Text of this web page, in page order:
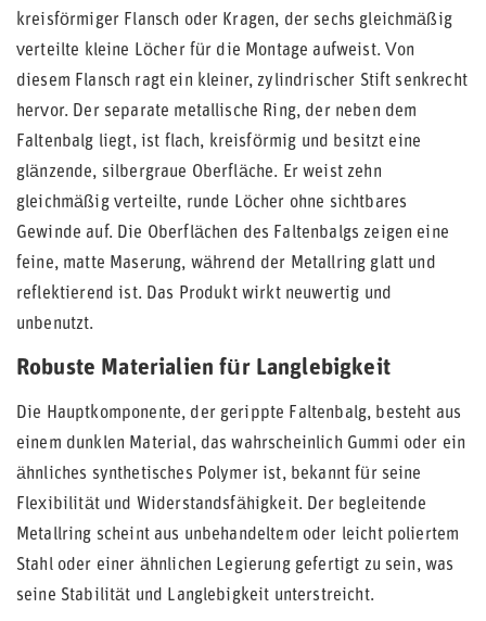
kreisförmiger Flansch oder Kragen, der sechs gleichmäßig
verteilte kleine Löcher für die Montage aufweist. Von
diesem Flansch ragt ein kleiner, zylindrischer Stift senkrecht
hervor. Der separate metallische Ring, der neben dem
Faltenbalg liegt, ist flach, kreisförmig und besitzt eine
glänzende, silbergraue Oberfläche. Er weist zehn
gleichmäßig verteilte, runde Löcher ohne sichtbares
Gewinde auf. Die Oberflächen des Faltenbalgs zeigen eine
feine, matte Maserung, während der Metallring glatt und
reflektierend ist. Das Produkt wirkt neuwertig und
unbenutzt.
Robuste Materialien für Langlebigkeit
Die Hauptkomponente, der gerippte Faltenbalg, besteht aus
einem dunklen Material, das wahrscheinlich Gummi oder ein
ähnliches synthetisches Polymer ist, bekannt für seine
Flexibilität und Widerstandsfähigkeit. Der begleitende
Metallring scheint aus unbehandeltem oder leicht poliertem
Stahl oder einer ähnlichen Legierung gefertigt zu sein, was
seine Stabilität und Langlebigkeit unterstreicht.